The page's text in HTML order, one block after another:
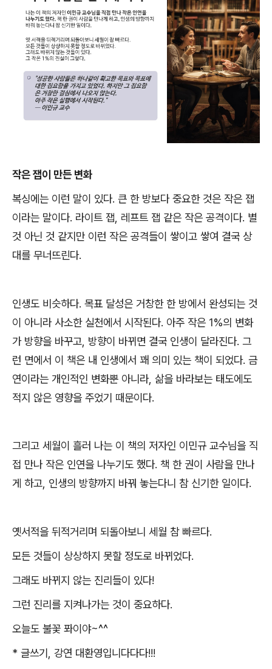
작은 잽이 만든 변화
복싱에는 이런 말이 있다. 큰 한 방보다 중요한 것은 작은 잽
이라는 말이다. 라이트 잽 레프트 잽 같은 작은 공격이다. 별
것 아닌 것 같지만 이런 작은 공격들이 쌓이고 쌓여 결국 상
대를 무너뜨린다.
인생도 비슷하다. 목표 달성은 거창한 한 방에서 완성되는 것
이 아니라 사소한 실천에서 시작된다. 아주 작은 1%의 변화
가 방향을 바꾸고 방향이 바뀌면 결국 인생이 달라진다. 그
런 면에서 이 책은 내 인생에서 꽤 의미 있는 책이 되었다. 금
연이라는 개인적인 변화뿐 아니라, 삶을 바라보는 태도에도
적지 않은 영향을 주었기 때문이다.
그리고 세월이 흘러 나는 이 책의 저자인 이민규 교수님을 직
접 만나 작은 인연을 나누기도 했다. 책 한 권이 사람을 만나
게 하고, 인생의 방향까지 바꿔 놓는다니 참 신기한 일이다.
옛서적을 뒤적거리며 되돌아보니 세월 참 빠르다.
모든 것들이 상상하지 못할 정도로 바뀌었다.
그래도 바뀌지 않는 진리들이 있다!
그런 진리를 지켜나가는 것이 중요하다.
오늘도 불꽃 퐈이야~^^
* 글쓰기 강연 대환영입니다다다!!!